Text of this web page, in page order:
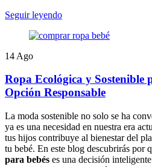
Seguir leyendo
14 Ago
Ropa Ecológica y Sostenible
Opción Responsable
La moda sostenible no solo se ha
ya es una necesidad en nuestra era
tus hijos contribuye al bienestar del
tu bebé. En este blog descubrirás por
para bebés es una decisión